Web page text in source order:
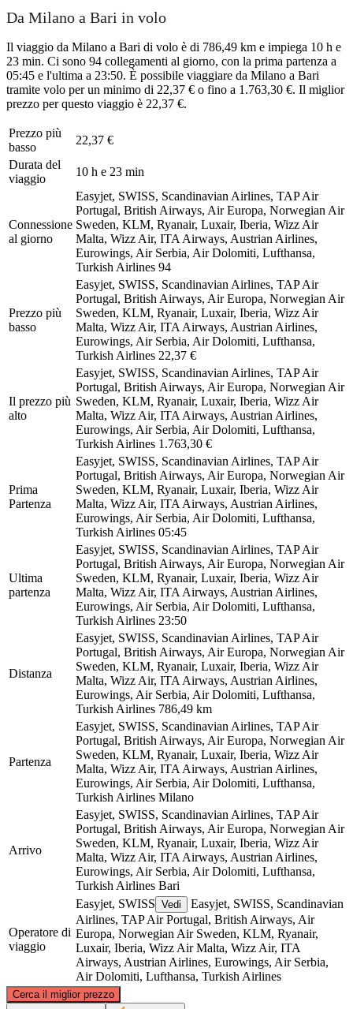
Da Milano a Bari in volo
Il viaggio da Milano a Bari di volo è di 786,49 km e impiega 10 h e
23 min. Ci sono 94 collegamenti al giorno, con la prima partenza a
05:45 e l'ultima a 23:50. È possibile viaggiare da Milano a Bari
tramite volo per un minimo di 22,37 € o fino a 1.763,30 €. Il miglior
prezzo per questo viaggio è 22,37 €.
Prezzo più
basso
22,37 €
Durata del
viaggio
10 h e 23 min
Connessione
al giorno
Easyjet, SWISS, Scandinavian Airlines, TAP Air
Portugal, British Airways, Air Europa, Norwegian Air
Sweden, KLM, Ryanair, Luxair, Iberia, Wizz Air
Malta, Wizz Air, ITA Airways, Austrian Airlines,
Eurowings, Air Serbia, Air Dolomiti, Lufthansa,
Turkish Airlines 94
Prezzo più
basso
Easyjet, SWISS, Scandinavian Airlines, TAP Air
Portugal, British Airways, Air Europa, Norwegian Air
Sweden, KLM, Ryanair, Luxair, Iberia, Wizz Air
Malta, Wizz Air, ITA Airways, Austrian Airlines,
Eurowings, Air Serbia, Air Dolomiti, Lufthansa,
Turkish Airlines 22,37 €
Il prezzo più
alto
Easyjet, SWISS, Scandinavian Airlines, TAP Air
Portugal, British Airways, Air Europa, Norwegian Air
Sweden, KLM, Ryanair, Luxair, Iberia, Wizz Air
Malta, Wizz Air, ITA Airways, Austrian Airlines,
Eurowings, Air Serbia, Air Dolomiti, Lufthansa,
Turkish Airlines 1.763,30 €
Prima
Partenza
Easyjet, SWISS, Scandinavian Airlines, TAP Air
Portugal, British Airways, Air Europa, Norwegian Air
Sweden, KLM, Ryanair, Luxair, Iberia, Wizz Air
Malta, Wizz Air, ITA Airways, Austrian Airlines,
Eurowings, Air Serbia, Air Dolomiti, Lufthansa,
Turkish Airlines 05:45
Ultima
partenza
Easyjet, SWISS, Scandinavian Airlines, TAP Air
Portugal, British Airways, Air Europa, Norwegian Air
Sweden, KLM, Ryanair, Luxair, Iberia, Wizz Air
Malta, Wizz Air, ITA Airways, Austrian Airlines,
Eurowings, Air Serbia, Air Dolomiti, Lufthansa,
Turkish Airlines 23:50
Distanza
Easyjet, SWISS, Scandinavian Airlines, TAP Air
Portugal, British Airways, Air Europa, Norwegian Air
Sweden, KLM, Ryanair, Luxair, Iberia, Wizz Air
Malta, Wizz Air, ITA Airways, Austrian Airlines,
Eurowings, Air Serbia, Air Dolomiti, Lufthansa,
Turkish Airlines 786,49 km
Partenza
Easyjet, SWISS, Scandinavian Airlines, TAP Air
Portugal, British Airways, Air Europa, Norwegian Air
Sweden, KLM, Ryanair, Luxair, Iberia, Wizz Air
Malta, Wizz Air, ITA Airways, Austrian Airlines,
Eurowings, Air Serbia, Air Dolomiti, Lufthansa,
Turkish Airlines Milano
Arrivo
Easyjet, SWISS, Scandinavian Airlines, TAP Air
Portugal, British Airways, Air Europa, Norwegian Air
Sweden, KLM, Ryanair, Luxair, Iberia, Wizz Air
Malta, Wizz Air, ITA Airways, Austrian Airlines,
Eurowings, Air Serbia, Air Dolomiti, Lufthansa,
Turkish Airlines Bari
Operatore di
viaggio
Easyjet, SWISS Vedi
Easyjet, SWISS, Scandinavian
Airlines, TAP Air Portugal, British Airways, Air
Europa, Norwegian Air Sweden, KLM, Ryanair,
Luxair, Iberia, Wizz Air Malta, Wizz Air, ITA
Airways, Austrian Airlines, Eurowings, Air Serbia,
Air Dolomiti, Lufthansa, Turkish Airlines
Cerca il miglior prezzo
©CARTO, ©OpenStreetMapcontributors